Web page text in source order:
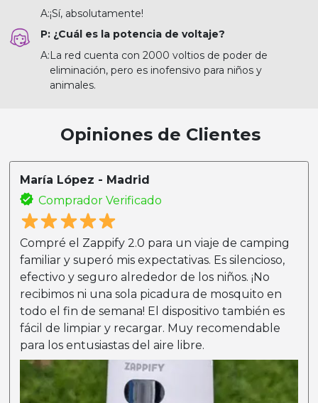
A:¡Sí, absolutamente!
P: ¿Cuál es la potencia de voltaje?
A:La red cuenta con 2000 voltios de poder de
eliminación, pero es inofensivo para niños y
animales.
Opiniones de Clientes
María López - Madrid
Comprador Verificado
Compré el Zappify 2.0 para un viaje de camping
familiar y superó mis expectativas. Es silencioso,
efectivo y seguro alrededor de los niños. ¡No
recibimos ni una sola picadura de mosquito en
todo el fin de semana! El dispositivo también es
fácil de limpiar y recargar. Muy recomendable
para los entusiastas del aire libre.